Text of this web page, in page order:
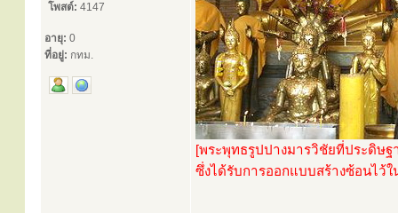
โพสต์: 4147
อายุ: 0
ที่อยู่: กทม.
[พระพุทธรูปปางมารวิชัยที่ประดิษ
ซึ่งได้รับการออกแบบสร้างซ้อนไว้